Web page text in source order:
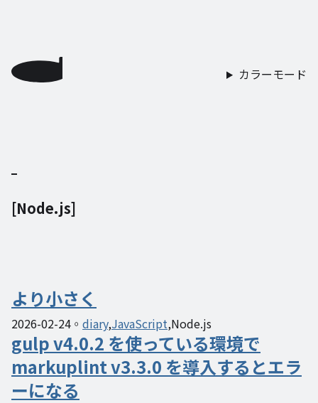
カラーモード
[Node.js]
より小さく
2026-02-24 diary JavaScript Node.js
gulp v4.0.2 を使っている環境で
markuplint v3.3.0 を導入するとエラ
ーになる